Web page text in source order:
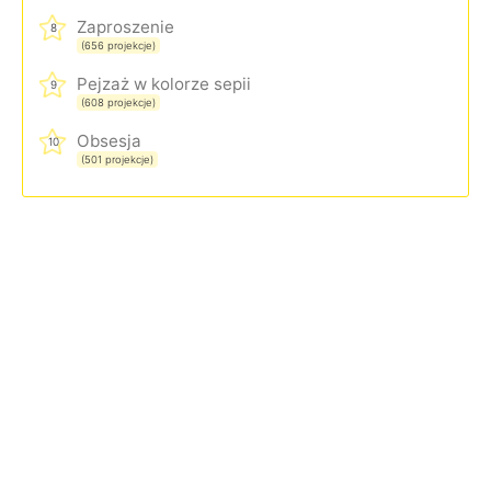
8 Zaproszenie
(656 projekcje)
9 Pejzaż w kolorze sepii
(608 projekcje)
10 Obsesja
(501 projekcje)